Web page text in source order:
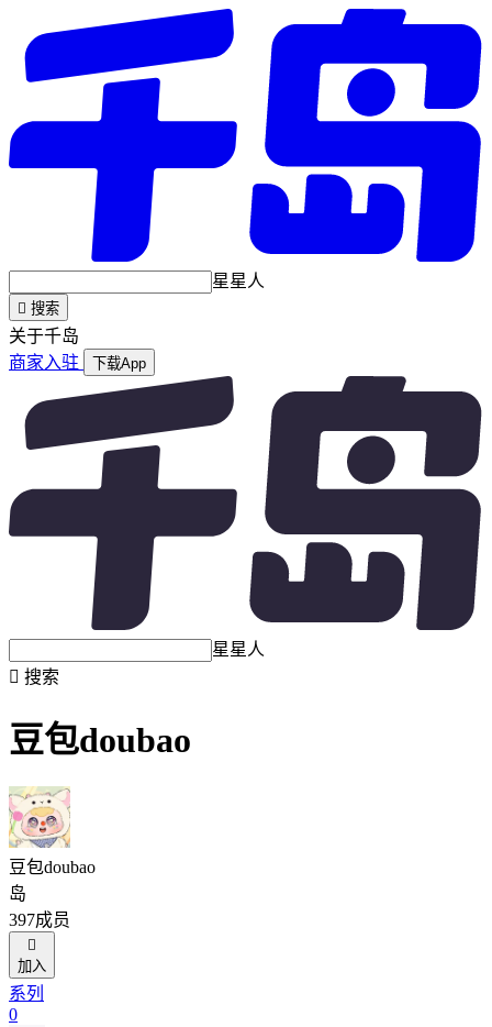
星星人
 搜索
关于千岛
商家入驻
下载App
星星人
 搜索
豆包doubao
豆包doubao
岛
397成员

加入
系列
0